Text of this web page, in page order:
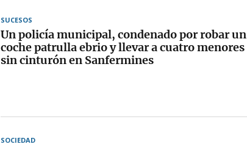
SUCESOS
Un policía municipal, condenado por robar un
coche patrulla ebrio y llevar a cuatro menores
sin cinturón en Sanfermines
SOCIEDAD